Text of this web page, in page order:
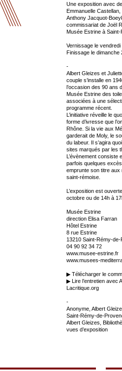
Une exposition avec
Emmanuelle
Anthony Jacquot-
commissariat de Joël
Musée Estrine à
Vernissage le
Finissage le dimanche
-
Albert Gleizes et
couple s’installe en
l’occasion des 90 ans
Musée Estrine des
associées à une
programme récent.
L’initiative réveille le
forme d’ivresse que
Rhône. Si la vie aux
garderait de Moly, le
du labeur. Il s’agira
sites marqués par les
L’évènement consiste
parfois quelques
emprunte son titre
saint-rémoise.
L’exposition est
octobre ou de 14h à
Musée Estrine
direction Elisa Farran
Hôtel Estrine
8 rue Estrine
13210 Saint-Rémy-
04 90 92 34 72
www.musee-estrine.fr
www.musees-
▶ Télécharger le
▶ Lire l’entretien avec
Lacritique.org
-
Anonyme, Albert
Saint-Rémy-de-
Albert Gleizes,
vues d’exposition